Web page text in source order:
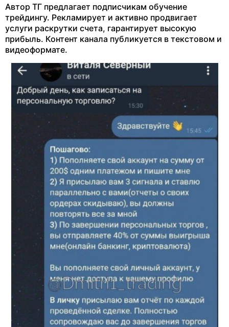
Автор ТГ предлагает подписчикам обучение
трейдингу. Рекламирует и активно продвигает
услуги раскрутки счета, гарантирует высокую
прибыль. Контент канала публикуется в текстовом и
видеоформате.